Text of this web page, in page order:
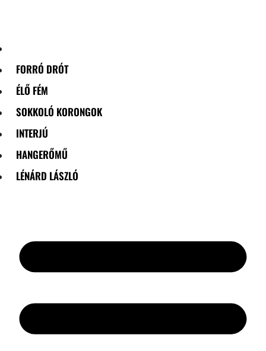
FORRÓ DRÓT
ÉLŐ FÉM
SOKKOLÓ KORONGOK
INTERJÚ
HANGERŐMŰ
LÉNÁRD LÁSZLÓ